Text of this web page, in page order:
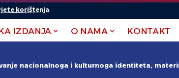
korištenja.
IZDANJA O NAMA KONTAKT
nacionalnoga i kulturnoga identiteta,